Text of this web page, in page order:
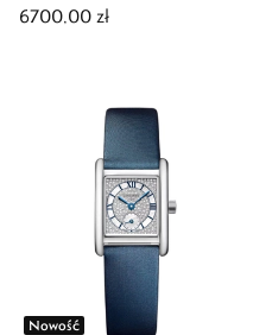
6700,00 zł
Nowość